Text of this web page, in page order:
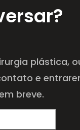
plástica,
e
breve.